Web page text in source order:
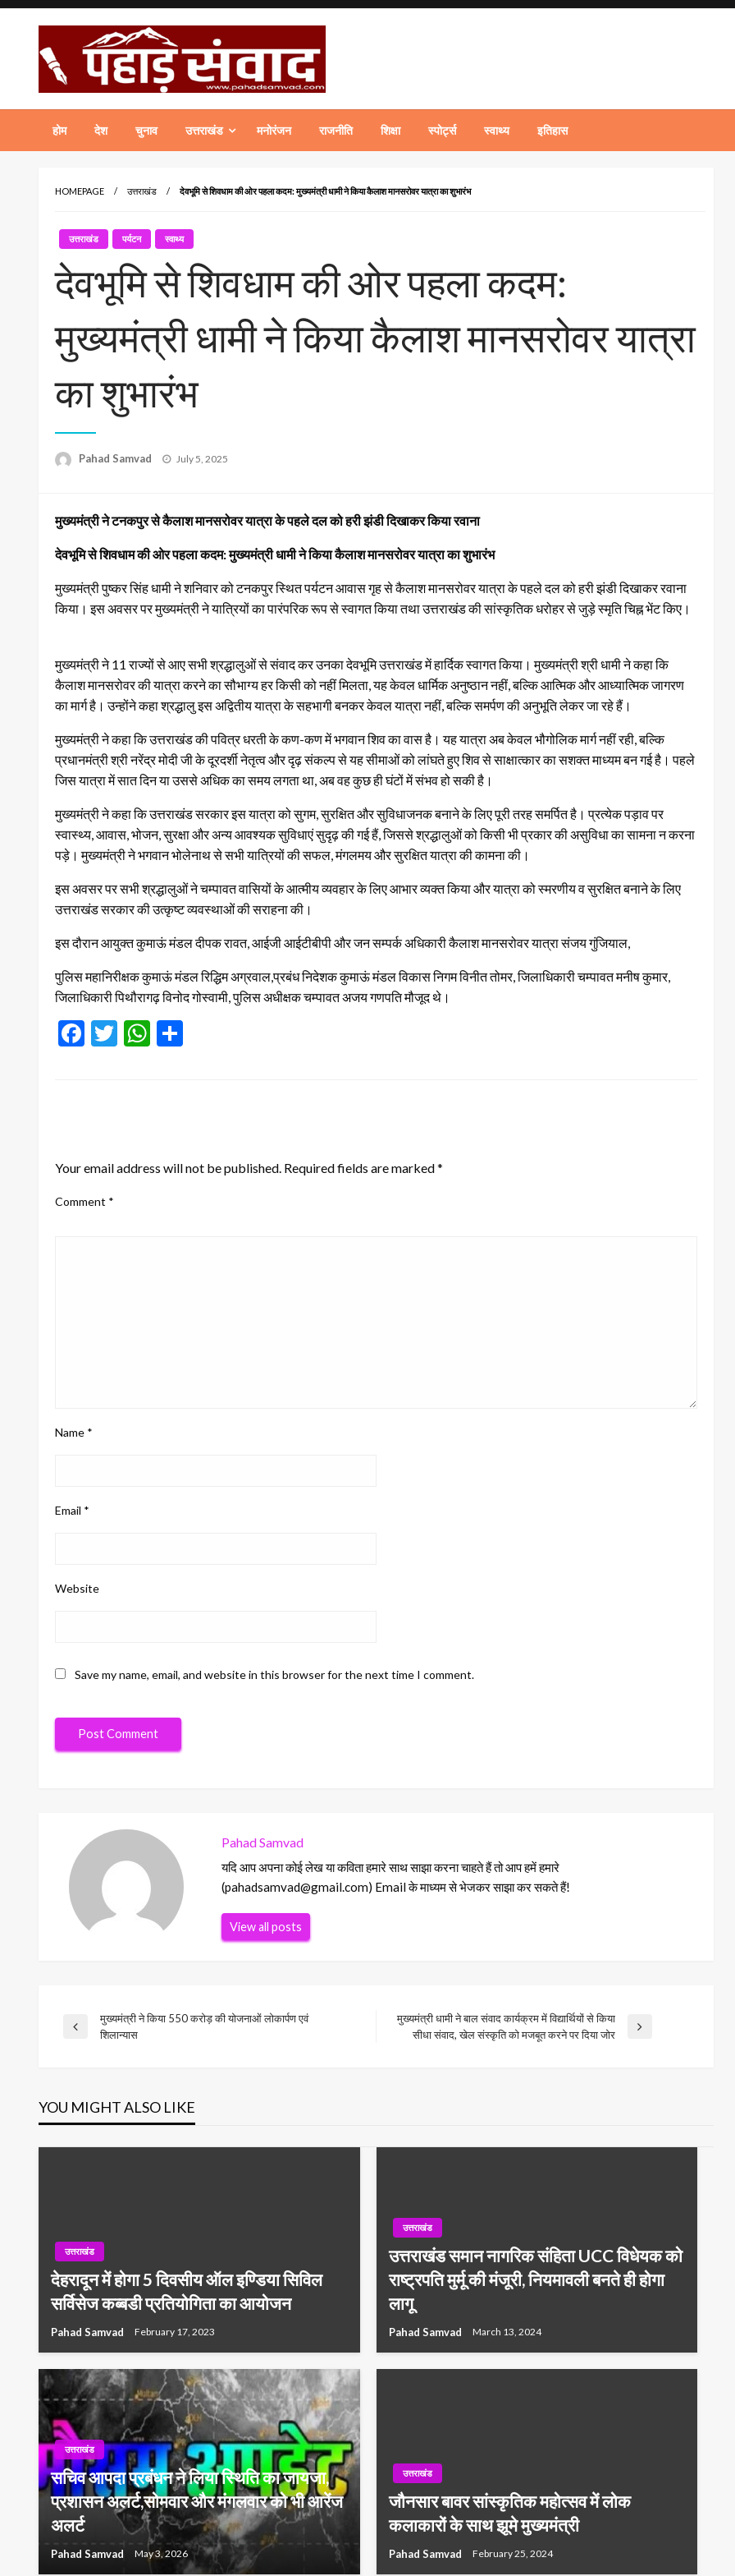
Skip
content
होम देश चुनाव उत्तराखंड मनोरंजन राजनीति शिक्षा स्पोर्ट्स स्वाथ्य इतिहास
HOMEPAGE उत्तराखंड देवभूमि से शिवधाम की ओर पहला कदम: मुख्यमंत्री धामी ने किया कैलाश मानसरोवर यात्रा का शुभारंभ
उत्तराखंड पर्यटन स्वाथ्य
देवभूमि से शिवधाम की ओर पहला कदम:
मुख्यमंत्री धामी ने किया कैलाश मानसरोवर यात्रा
का शुभारंभ
Pahad Samvad
Posted
July 5, 2025
मुख्यमंत्री ने टनकपुर से कैलाश मानसरोवर यात्रा के पहले दल को हरी झंडी दिखाकर किया रवाना
देवभूमि से शिवधाम की ओर पहला कदम: मुख्यमंत्री धामी ने किया कैलाश मानसरोवर यात्रा का शुभारंभ
मुख्यमंत्री पुष्कर सिंह धामी ने शनिवार को टनकपुर स्थित पर्यटन आवास गृह से कैलाश मानसरोवर यात्रा के पहले दल को हरी झंडी दिखाकर रवाना
किया। इस अवसर पर मुख्यमंत्री ने यात्रियों का पारंपरिक रूप से स्वागत किया तथा उत्तराखंड की सांस्कृतिक धरोहर से जुड़े स्मृति चिह्न भेंट किए।
मुख्यमंत्री ने 11 राज्यों से आए सभी श्रद्धालुओं से संवाद कर उनका देवभूमि उत्तराखंड में हार्दिक स्वागत किया। मुख्यमंत्री श्री धामी ने कहा कि
कैलाश मानसरोवर की यात्रा करने का सौभाग्य हर किसी को नहीं मिलता, यह केवल धार्मिक अनुष्ठान नहीं, बल्कि आत्मिक और आध्यात्मिक जागरण
का मार्ग है। उन्होंने कहा श्रद्धालु इस अद्वितीय यात्रा के सहभागी बनकर केवल यात्रा नहीं, बल्कि समर्पण की अनुभूति लेकर जा रहे हैं।
मुख्यमंत्री ने कहा कि उत्तराखंड की पवित्र धरती के कण-कण में भगवान शिव का वास है। यह यात्रा अब केवल भौगोलिक मार्ग नहीं रही, बल्कि
प्रधानमंत्री श्री नरेंद्र मोदी जी के दूरदर्शी नेतृत्व और दृढ़ संकल्प से यह सीमाओं को लांघते हुए शिव से साक्षात्कार का सशक्त माध्यम बन गई है। पहले
जिस यात्रा में सात दिन या उससे अधिक का समय लगता था, अब वह कुछ ही घंटों में संभव हो सकी है।
मुख्यमंत्री ने कहा कि उत्तराखंड सरकार इस यात्रा को सुगम, सुरक्षित और सुविधाजनक बनाने के लिए पूरी तरह समर्पित है। प्रत्येक पड़ाव पर
स्वास्थ्य, आवास, भोजन, सुरक्षा और अन्य आवश्यक सुविधाएं सुदृढ़ की गई हैं, जिससे श्रद्धालुओं को किसी भी प्रकार की असुविधा का सामना न करना
पड़े। मुख्यमंत्री ने भगवान भोलेनाथ से सभी यात्रियों की सफल, मंगलमय और सुरक्षित यात्रा की कामना की।
इस अवसर पर सभी श्रद्धालुओं ने चम्पावत वासियों के आत्मीय व्यवहार के लिए आभार व्यक्त किया और यात्रा को स्मरणीय व सुरक्षित बनाने के लिए
उत्तराखंड सरकार की उत्कृष्ट व्यवस्थाओं की सराहना की।
इस दौरान आयुक्त कुमाऊं मंडल दीपक रावत, आईजी आईटीबीपी और जन सम्पर्क अधिकारी कैलाश मानसरोवर यात्रा संजय गुंजियाल,
पुलिस महानिरीक्षक कुमाऊं मंडल रिद्धिम अग्रवाल,प्रबंध निदेशक कुमाऊं मंडल विकास निगम विनीत तोमर, जिलाधिकारी चम्पावत मनीष कुमार,
जिलाधिकारी पिथौरागढ़ विनोद गोस्वामी, पुलिस अधीक्षक चम्पावत अजय गणपति मौजूद थे।
Facebook
TwitterWhatsApp
Your email address will not be published. Required fields are marked*
Comment *
Name *
Email *
Website
Save my name, email, and website in this browser for the next time I comment.
Pahad Samvad
यदि आप अपना कोई लेख या कविता हमारे साथ साझा करना चाहते हैं तो आप हमें हमारे
(pahadsamvad@gmail.com) Email के माध्यम से भेजकर साझा कर सकते हैं!
View all posts
Post
Previous
मुख्यमंत्री ने किया 550 करोड़ की योजनाओं लोकार्पण एवं
शिलान्यास
Next
मुख्यमंत्री धामी ने बाल संवाद कार्यक्रम में विद्यार्थियों से किया
सीधा संवाद, खेल संस्कृति को मजबूत करने पर दिया जोर
YOU MIGHT ALSO LIKE
उत्तराखंड
देहरादून में होगा 5 दिवसीय ऑल इण्डिया सिविल
सर्विसेज कब्बडी प्रतियोगिता का आयोजन
Pahad Samvad February 17, 2023
उत्तराखंड
उत्तराखंड समान नागरिक संहिता UCC विधेयक को
राष्ट्रपति मुर्मू की मंजूरी, नियमावली बनते ही होगा
लागू
Pahad Samvad March 13, 2024
उत्तराखंड
सचिव आपदा प्रबंधन ने लिया स्थिति का जायजा,
प्रशासन अलर्ट,सोमवार और मंगलवार को भी आरेंज
अलर्ट
Pahad Samvad May 3, 2026
उत्तराखंड
जौनसार बावर सांस्कृतिक महोत्सव में लोक
कलाकारों के साथ झूमे मुख्यमंत्री
Pahad Samvad February 25, 2024